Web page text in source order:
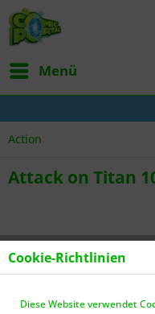
Menü
Action
Attack on Titan
Cookie-Richtlinien
Diese Website verwendet